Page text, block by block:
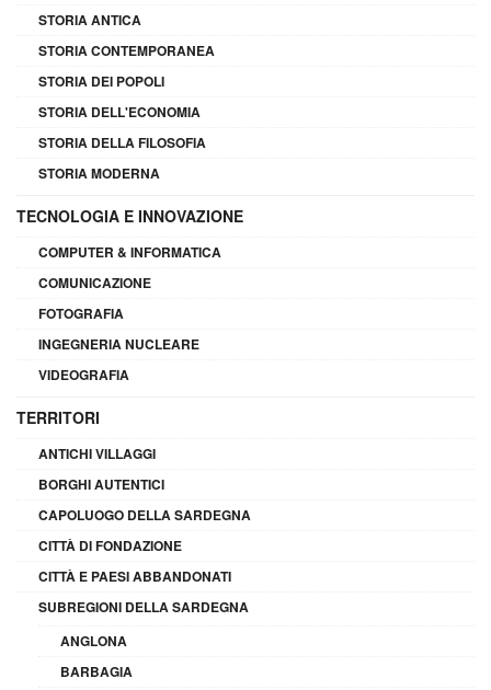
STORIA ANTICA
STORIA CONTEMPORANEA
STORIA DEI POPOLI
STORIA DELL'ECONOMIA
STORIA DELLA FILOSOFIA
STORIA MODERNA
TECNOLOGIA E INNOVAZIONE
COMPUTER & INFORMATICA
COMUNICAZIONE
FOTOGRAFIA
INGEGNERIA NUCLEARE
VIDEOGRAFIA
TERRITORI
ANTICHI VILLAGGI
BORGHI AUTENTICI
CAPOLUOGO DELLA SARDEGNA
CITTÀ DI FONDAZIONE
CITTÀ E PAESI ABBANDONATI
SUBREGIONI DELLA SARDEGNA
ANGLONA
BARBAGIA